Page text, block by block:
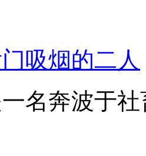
吸烟的二人
名奔波于社